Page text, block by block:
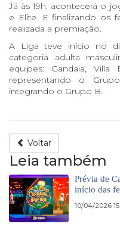
Já às 19h, acontecerá o
e Elite. E finalizando os
realizada a premiação.
A Liga teve início no
categoria adulta
equipes: Gandaia, Villa
representando o
integrando o Grupo B.
Voltar
Leia também
Prévia de
início das
10/04/2026